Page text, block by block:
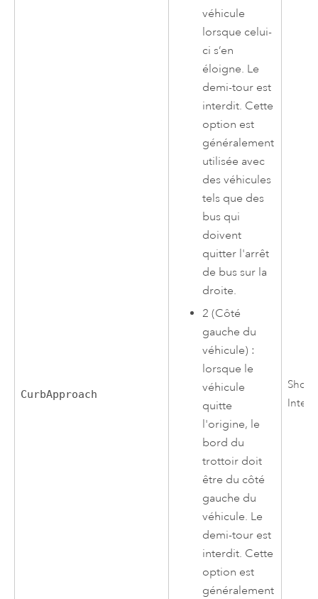
CurbApproach
véhicule
lorsque celui-
ci s’en
éloigne. Le
demi-tour est
interdit. Cette
option est
généralement
utilisée avec
des véhicules
tels que des
bus qui
doivent
quitter l'arrêt
de bus sur la
droite.
2 (Côté
gauche du
véhicule) :
lorsque le
véhicule
quitte
l'origine, le
bord du
trottoir doit
être du côté
gauche du
véhicule. Le
demi-tour est
interdit. Cette
option est
généralement
Short